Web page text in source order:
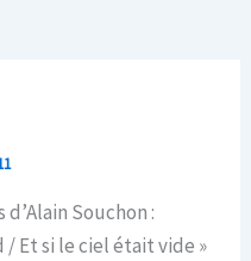
Souchon :
/ Et si le ciel était vide »